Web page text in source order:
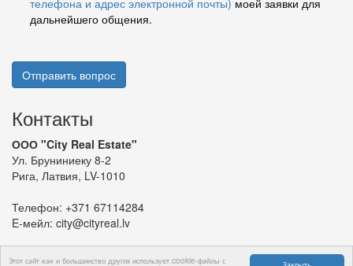
Этот сайт как и большинство других использует cookie-файлы с
телефона и адрес электронной почты) моей заявки для
дальнейшего общения.
Отправить вопрос
Контакты
ООО "City Real Estate"
Ул. Бруниниеку 8-2
Рига, Латвия, LV-1010
Телефон: +371 67114284
E-мейл: city@cityreal.lv